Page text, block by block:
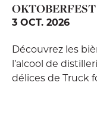
OKTOBERFEST
3 OCT. 2026
Découvrez les
l’alcool de
délices de Truck